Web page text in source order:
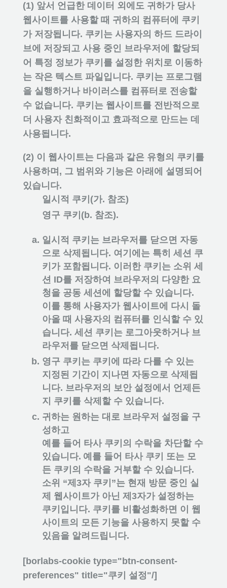
(1) 앞서 언급한 데이터 외에도 귀하가 당사
웹사이트를 사용할 때 귀하의 컴퓨터에 쿠키
가 저장됩니다. 쿠키는 사용자의 하드 드라이
브에 저장되고 사용 중인 브라우저에 할당되
어 특정 정보가 쿠키를 설정한 위치로 이동하
는 작은 텍스트 파일입니다. 쿠키는 프로그램
을 실행하거나 바이러스를 컴퓨터로 전송할
수 없습니다. 쿠키는 웹사이트를 전반적으로
더 사용자 친화적이고 효과적으로 만드는 데
사용됩니다.
(2) 이 웹사이트는 다음과 같은 유형의 쿠키를
사용하며, 그 범위와 기능은 아래에 설명되어
있습니다.
일시적 쿠키(가. 참조)
영구 쿠키(b. 참조).
일시적 쿠키는 브라우저를 닫으면 자동
으로 삭제됩니다. 여기에는 특히 세션 쿠
키가 포함됩니다. 이러한 쿠키는 소위 세
션 ID를 저장하여 브라우저의 다양한 요
청을 공동 세션에 할당할 수 있습니다.
이를 통해 사용자가 웹사이트에 다시 돌
아올 때 사용자의 컴퓨터를 인식할 수 있
습니다. 세션 쿠키는 로그아웃하거나 브
라우저를 닫으면 삭제됩니다.
영구 쿠키는 쿠키에 따라 다를 수 있는
지정된 기간이 지나면 자동으로 삭제됩
니다. 브라우저의 보안 설정에서 언제든
지 쿠키를 삭제할 수 있습니다.
귀하는 원하는 대로 브라우저 설정을 구
성하고
예를 들어 타사 쿠키의 수락을 차단할 수
있습니다. 예를 들어 타사 쿠키 또는 모
든 쿠키의 수락을 거부할 수 있습니다.
소위 “제3자 쿠키”는 현재 방문 중인 실
제 웹사이트가 아닌 제3자가 설정하는
쿠키입니다. 쿠키를 비활성화하면 이 웹
사이트의 모든 기능을 사용하지 못할 수
있음을 알려드립니다.
[borlabs-cookie type="btn-consent-
preferences" title="쿠키 설정"/]